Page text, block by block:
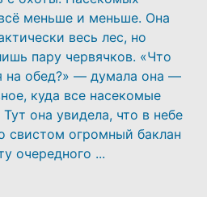
меньше и меньше. Она
весь лес, но
пару червячков. «Что
на обед?» — думала она —
куда все насекомые
она увидела, что в небе
свистом огромный баклан
очередного ...